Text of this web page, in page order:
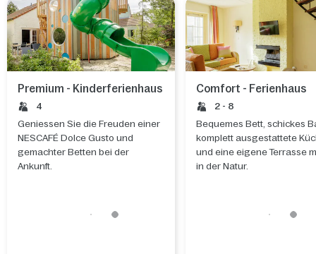
Premium - Kinderferienhaus
4
Geniessen Sie die Freuden einer
NESCAFÉ Dolce Gusto und
gemachter Betten bei der
Ankunft.
Comfort - Ferienhaus
2 - 8
Bequemes Bett, schickes
komplett ausgestattete
und eine eigene Terrasse
in der Natur.